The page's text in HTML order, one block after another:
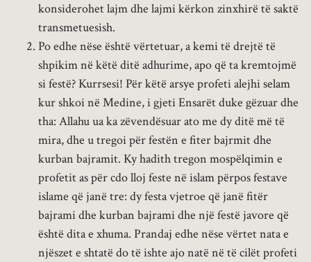
konsiderohet lajm dhe lajmi kërkon zinxhirë të saktë
transmetuesish.
Po edhe nëse është vërtetuar, a kemi të drejtë të
shpikim në këtë ditë adhurime, apo që ta kremtojmë
si festë? Kurrsesi! Për këtë arsye profeti alejhi selam
kur shkoi në Medine, i gjeti Ensarët duke gëzuar dhe
tha: Allahu ua ka zëvendësuar ato me dy ditë më të
mira, dhe u tregoi për festën e fiter bajrmit dhe
kurban bajramit. Ky hadith tregon mospëlqimin e
profetit as për cdo lloj feste në islam përpos festave
islame që janë tre: dy festa vjetroe që janë fitër
bajrami dhe kurban bajrami dhe një festë javore që
është dita e xhuma. Prandaj edhe nëse vërtet nata e
njëszet e shtatë do të ishte ajo natë në të cilët profeti